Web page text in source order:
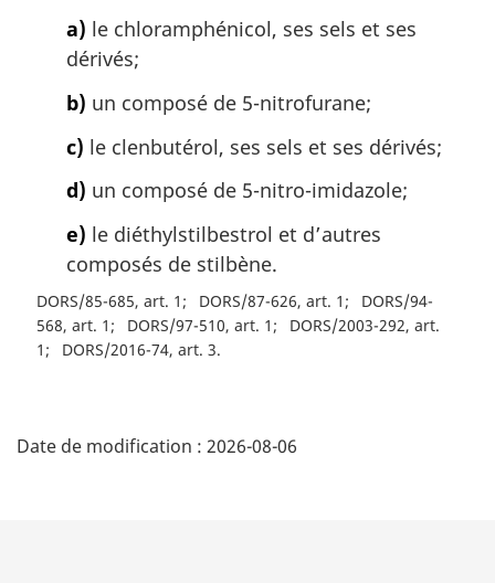
a) le chloramphénicol, ses sels et ses
dérivés;
b) un composé de 5-nitrofurane;
c) le clenbutérol, ses sels et ses dérivés;
d) un composé de 5-nitro-imidazole;
e) le diéthylstilbestrol et d’autres
composés de stilbène.
DORS/85-685, art. 1 DORS/87-626, art. 1
DORS/94-
568, art. 1
DORS/97-510, art. 1
DORS/2003-292, art.
1
DORS/2016-74, art. 3
é
Date de modification : 2026-08-06